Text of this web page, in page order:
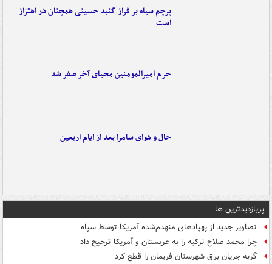
پرچم سیاه بر فراز گنبد حسینی همچنان در اهتزاز
است
حرم امیرالمومنین محیای آخر صفر شد
حال و هوای سامرا بعد از ایام اربعین
پربازدیدترین ها
تصاویر جدید از پهپادهای منهدم‌شده آمریکا توسط سپاه
چرا محمد صلاح ترکیه را به عربستان و آمریکا ترجیح داد
گربه جریان برق شهرستان فریمان را قطع کرد